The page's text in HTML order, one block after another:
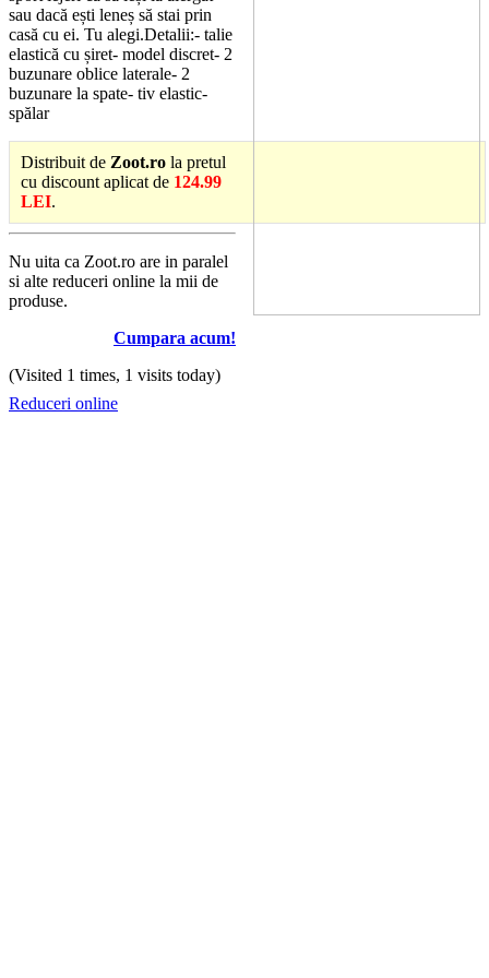
sau dacă ești leneș să stai prin
casă cu ei. Tu alegi.Detalii:- talie
elastică cu șiret- model discret- 2
buzunare oblice laterale- 2
buzunare la spate- tiv elastic-
spălar
Distribuit de Zoot.ro la pretul
cu discount aplicat de 124.99
LEI.
Nu uita ca Zoot.ro are in paralel
si alte reduceri online la mii de
produse.
Cumpara acum!
(Visited 1 times, 1 visits today)
Reduceri online